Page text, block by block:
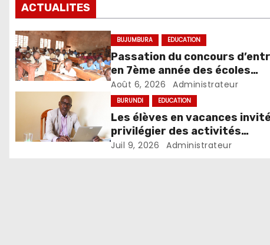
ACTUALITES
BUJUMBURA EDUCATION
Passation du concours
en 7ème année des écoles
d’excellence, édition 2026
Août 6, 2026 Administrateur
BURUNDI EDUCATION
Les élèves en vacances
privilégier des activités
constructives
Juil 9, 2026 Administrateur